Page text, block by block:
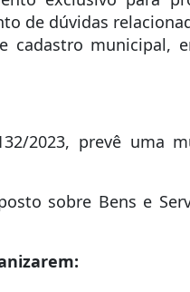
de dúvidas
municipal,
2023, prevê uma
sobre Bens e